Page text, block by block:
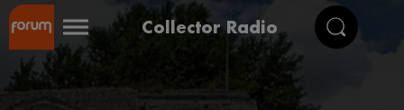
Collector Radio